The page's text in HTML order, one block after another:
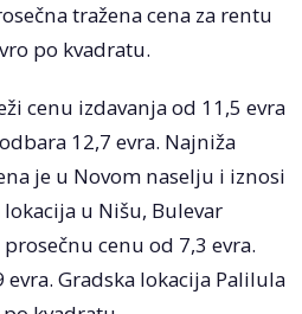
tražena cena za rentu
po kvadratu.
cenu izdavanja od 11,5 evra
12,7 evra. Najniža
je u Novom naselju i iznosi
u Nišu, Bulevar
cenu od 7,3 evra.
Gradska lokacija Palilula